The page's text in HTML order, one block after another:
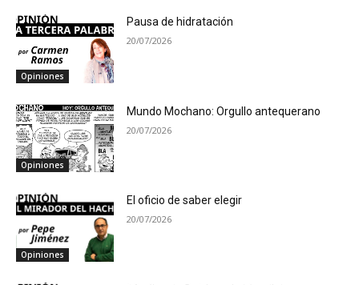
Opiniones
Pausa de hidratación
20/07/2026
Opiniones
Mundo Mochano: Orgullo antequerano
20/07/2026
Opiniones
El oficio de saber elegir
20/07/2026